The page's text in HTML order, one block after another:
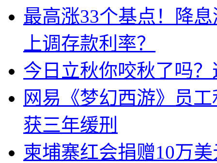
最高涨33个基点！降
上调存款利率？
今日立秋你咬秋了吗
网易《梦幻西游》员
获三年缓刑
柬埔寨红会捐赠10万